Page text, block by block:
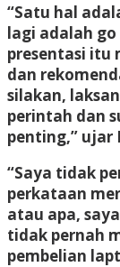
“Satu hal
lagi adalah
presentasi itu
dan
silakan,
perintah dan
penting,” ujar
“Saya tidak
perkataan
atau apa,
tidak pernah
pembelian